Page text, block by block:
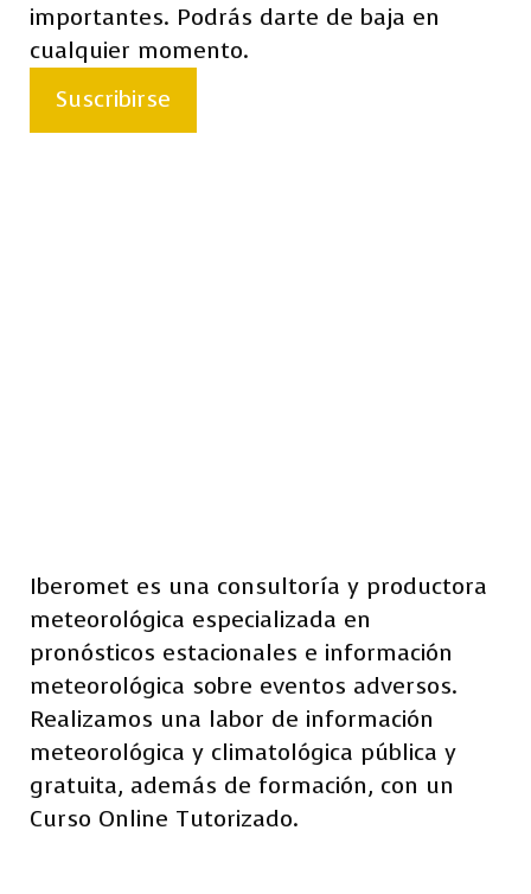
importantes. Podrás darte de baja en
cualquier momento.
Suscribirse
Iberomet es una consultoría y productora
meteorológica especializada en
pronósticos estacionales e información
meteorológica sobre eventos adversos.
Realizamos una labor de información
meteorológica y climatológica pública y
gratuita, además de formación, con un
Curso Online Tutorizado.